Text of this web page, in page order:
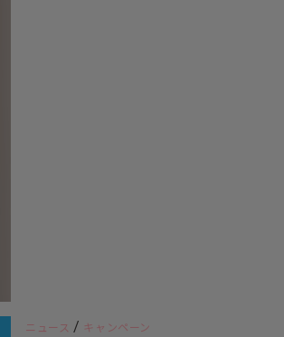
ニュース / キャンペーン